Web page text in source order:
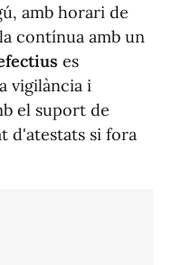
amb horari de
contínua amb un
es
vigilància i
el suport de
d'atestats si fora